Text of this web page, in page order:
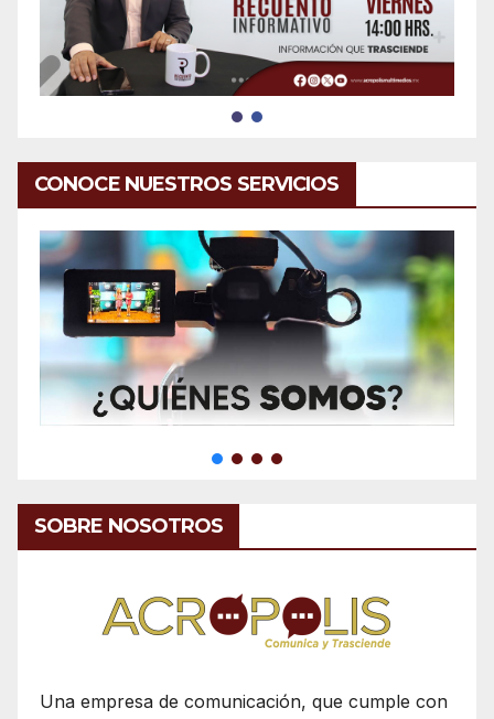
CONOCE NUESTROS SERVICIOS
SOBRE NOSOTROS
Una empresa de comunicación, que cumple con